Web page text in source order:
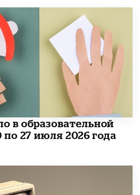
в образовательной
по 27 июля 2026 года